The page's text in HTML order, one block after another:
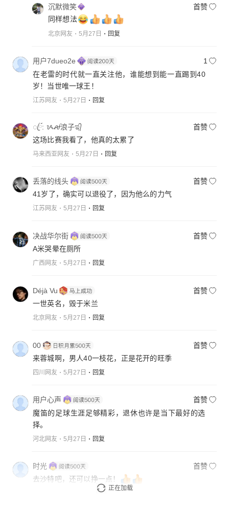
沉默微笑
首赞
同样想法
北京网友 5月27日 回复
用户7dueo2e
1
在老雷的时代就一直关注他，谁能想到能一直踢到40
岁！当世唯一球王！
江苏网友 5月27日 回复
ꦿྀ: ᝰꫛ浪子ಇ᭄
首赞
这场比赛我看了，他真的太累了
马来西亚网友 5月27日 回复
丢落的线头
首赞
41岁了，确实可以退役了，因为他么的力气
江苏网友 5月27日 回复
决战华尔街
首赞
A米哭晕在厕所
广西网友 5月27日 回复
Déjà Vu
首赞
一世英名，毁于米兰
北京网友 5月27日 回复
00
首赞
来蓉城啊，男人40一枝花，正是花开的旺季
四川网友 5月27日 回复
用户心声
首赞
魔笛的足球生涯足够精彩，退休也许是当下最好的选
择。
河北网友 5月27日 回复
时光
首赞
去沙特吧，还可以挣一点！
回复
正在加载